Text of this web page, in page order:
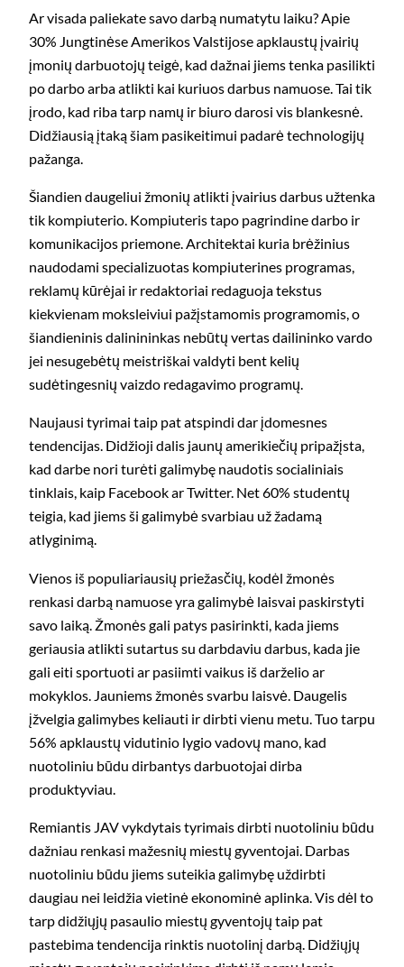
Ar visada paliekate savo darbą numatytu laiku? Apie
30% Jungtinėse Amerikos Valstijose apklaustų įvairių
įmonių darbuotojų teigė, kad dažnai jiems tenka pasilikti
po darbo arba atlikti kai kuriuos darbus namuose. Tai tik
įrodo, kad riba tarp namų ir biuro darosi vis blankesnė.
Didžiausią įtaką šiam pasikeitimui padarė technologijų
pažanga.
Šiandien daugeliui žmonių atlikti įvairius darbus užtenka
tik kompiuterio. Kompiuteris tapo pagrindine darbo ir
komunikacijos priemone. Architektai kuria brėžinius
naudodami specializuotas kompiuterines programas,
reklamų kūrėjai ir redaktoriai redaguoja tekstus
kiekvienam moksleiviui pažįstamomis programomis, o
šiandieninis dalinininkas nebūtų vertas dailininko vardo
jei nesugebėtų meistriškai valdyti bent kelių
sudėtingesnių vaizdo redagavimo programų.
Naujausi tyrimai taip pat atspindi dar įdomesnes
tendencijas. Didžioji dalis jaunų amerikiečių pripažįsta,
kad darbe nori turėti galimybę naudotis socialiniais
tinklais, kaip Facebook ar Twitter. Net 60% studentų
teigia, kad jiems ši galimybė svarbiau už žadamą
atlyginimą.
Vienos iš populiariausių priežasčių, kodėl žmonės
renkasi darbą namuose yra galimybė laisvai paskirstyti
savo laiką. Žmonės gali patys pasirinkti, kada jiems
geriausia atlikti sutartus su darbdaviu darbus, kada jie
gali eiti sportuoti ar pasiimti vaikus iš darželio ar
mokyklos. Jauniems žmonės svarbu laisvė. Daugelis
įžvelgia galimybes keliauti ir dirbti vienu metu. Tuo tarpu
56% apklaustų vidutinio lygio vadovų mano, kad
nuotoliniu būdu dirbantys darbuotojai dirba
produktyviau.
Remiantis JAV vykdytais tyrimais dirbti nuotoliniu būdu
dažniau renkasi mažesnių miestų gyventojai. Darbas
nuotoliniu būdu jiems suteikia galimybę uždirbti
daugiau nei leidžia vietinė ekonominė aplinka. Vis dėl to
tarp didžiųjų pasaulio miestų gyventojų taip pat
pastebima tendencija rinktis nuotolinį darbą. Didžiųjų